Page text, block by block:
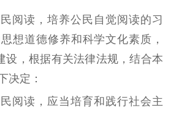
江苏要闻
公示公告
信息公开制度
年度报
阅读，培养公民自觉阅读的习
想道德修养和科学文化素质，
设，根据有关法律法规，结合本
决定：
阅读，应当培育和践行社会主